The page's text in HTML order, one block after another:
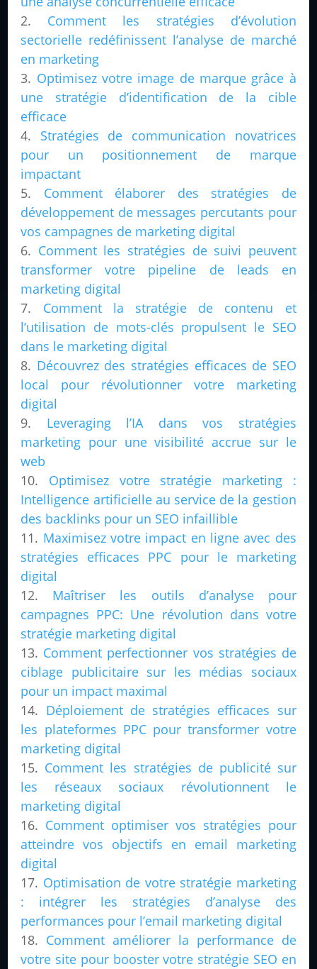
Comment les stratégies d’évolution
sectorielle redéfinissent l’analyse de marché
en marketing
Optimisez votre image de marque grâce à
une stratégie d’identification de la cible
efficace
Stratégies de communication novatrices
pour un positionnement de marque
impactant
Comment élaborer des stratégies de
développement de messages percutants pour
vos campagnes de marketing digital
Comment les stratégies de suivi peuvent
transformer votre pipeline de leads en
marketing digital
Comment la stratégie de contenu et
l’utilisation de mots-clés propulsent le SEO
dans le marketing digital
Découvrez des stratégies efficaces de SEO
local pour révolutionner votre marketing
digital
Leveraging l’IA dans vos stratégies
marketing pour une visibilité accrue sur le
web
Optimisez votre stratégie marketing :
Intelligence artificielle au service de la gestion
des backlinks pour un SEO infaillible
Maximisez votre impact en ligne avec des
stratégies efficaces PPC pour le marketing
digital
Maîtriser les outils d’analyse pour
campagnes PPC: Une révolution dans votre
stratégie marketing digital
Comment perfectionner vos stratégies de
ciblage publicitaire sur les médias sociaux
pour un impact maximal
Déploiement de stratégies efficaces sur
les plateformes PPC pour transformer votre
marketing digital
Comment les stratégies de publicité sur
les réseaux sociaux révolutionnent le
marketing digital
Comment optimiser vos stratégies pour
atteindre vos objectifs en email marketing
digital
Optimisation de votre stratégie marketing
: intégrer les stratégies d’analyse des
performances pour l’email marketing digital
Comment améliorer la performance de
votre site pour booster votre stratégie SEO en